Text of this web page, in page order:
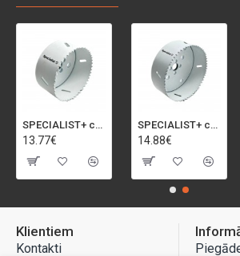
SPECIALIST+ caurumu zāģis BI-METAL, 92 mm
13.77€
SPECIALIST+ caurumu zāģis BI-METAL, 98 mm
14.88€
Klientiem
Kontakti